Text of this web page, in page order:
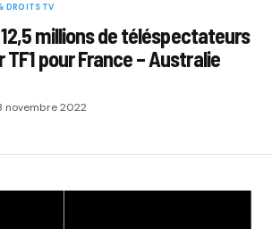
DROITS TV
millions de téléspectateurs
pour France – Australie
novembre 2022